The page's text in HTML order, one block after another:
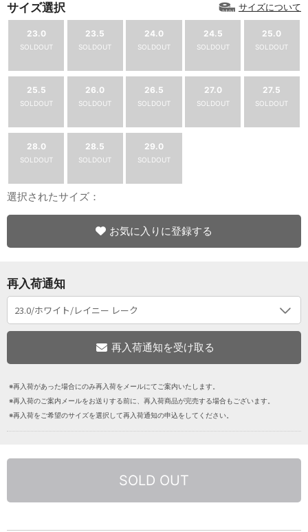
サイズ選択 サイズについて
23.0
SOLDOUT
23.5
SOLDOUT
24.0
SOLDOUT
24.5
SOLDOUT
25.0
SOLDOUT
25.5
SOLDOUT
26.0
SOLDOUT
26.5
SOLDOUT
27.0
SOLDOUT
27.5
SOLDOUT
28.0
SOLDOUT
28.5
SOLDOUT
29.0
SOLDOUT
選択されたサイズ：
お気に入りに登録する
再入荷通知
※再入荷があった場合にのみ再入荷をメールにてご案内いたします。
※再入荷のご案内メールをお送りする前に、再入荷商品が完売する場合もございます。
※再入荷をご希望のサイズを選択して再入荷通知の申込をしてください。
SOLD OUT